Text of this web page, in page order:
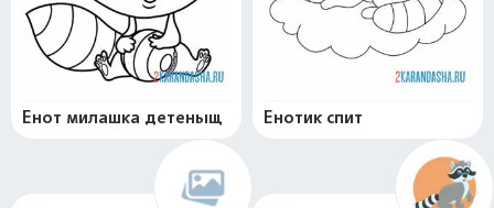
Енот милашка детеныщ Енотик спит